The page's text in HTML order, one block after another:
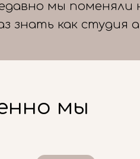
мы поменяли
знать как студия
мы